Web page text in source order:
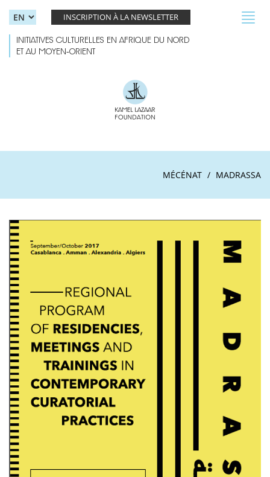
INSCRIPTION À LA NEWSLETTER
INITIATIVES CULTURELLES EN AFRIQUE DU NORD
ET AU MOYEN-ORIENT
MÉCÉNAT MADRASSA